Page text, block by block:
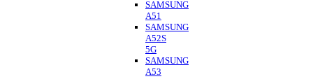
SAMSUNG
A51
SAMSUNG
A52S
5G
SAMSUNG
A53